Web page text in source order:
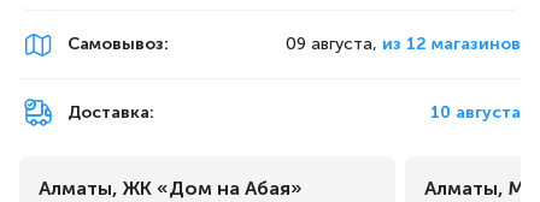
Самовывоз: 09 августа, из 12 магазинов
Доставка: 10 августа
Алматы, ЖК «Дом на Абая»
Алматы,